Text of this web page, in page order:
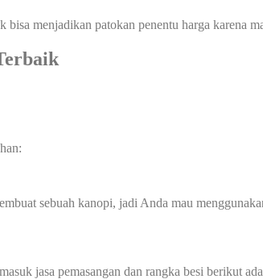
menjadikan patokan penentu harga karena
sebuah kanopi, jadi Anda mau
jasa pemasangan dan rangka besi berikut